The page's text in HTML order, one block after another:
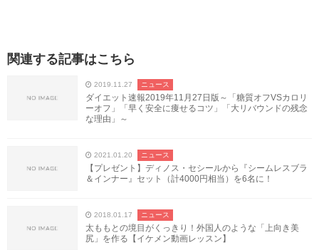
関連する記事はこちら
2019.11.27 ニュース
ダイエット速報2019年11月27日版～「糖質オフVSカロリ
ーオフ」「早く安全に痩せるコツ」「大リバウンドの残念
な理由」～
2021.01.20 ニュース
【プレゼント】ディノス・セシールから『シームレスブラ
＆インナー』セット（計4000円相当）を6名に！
2018.01.17 ニュース
太ももとの境目がくっきり！外国人のような「上向き美
尻」を作る【イケメン動画レッスン】